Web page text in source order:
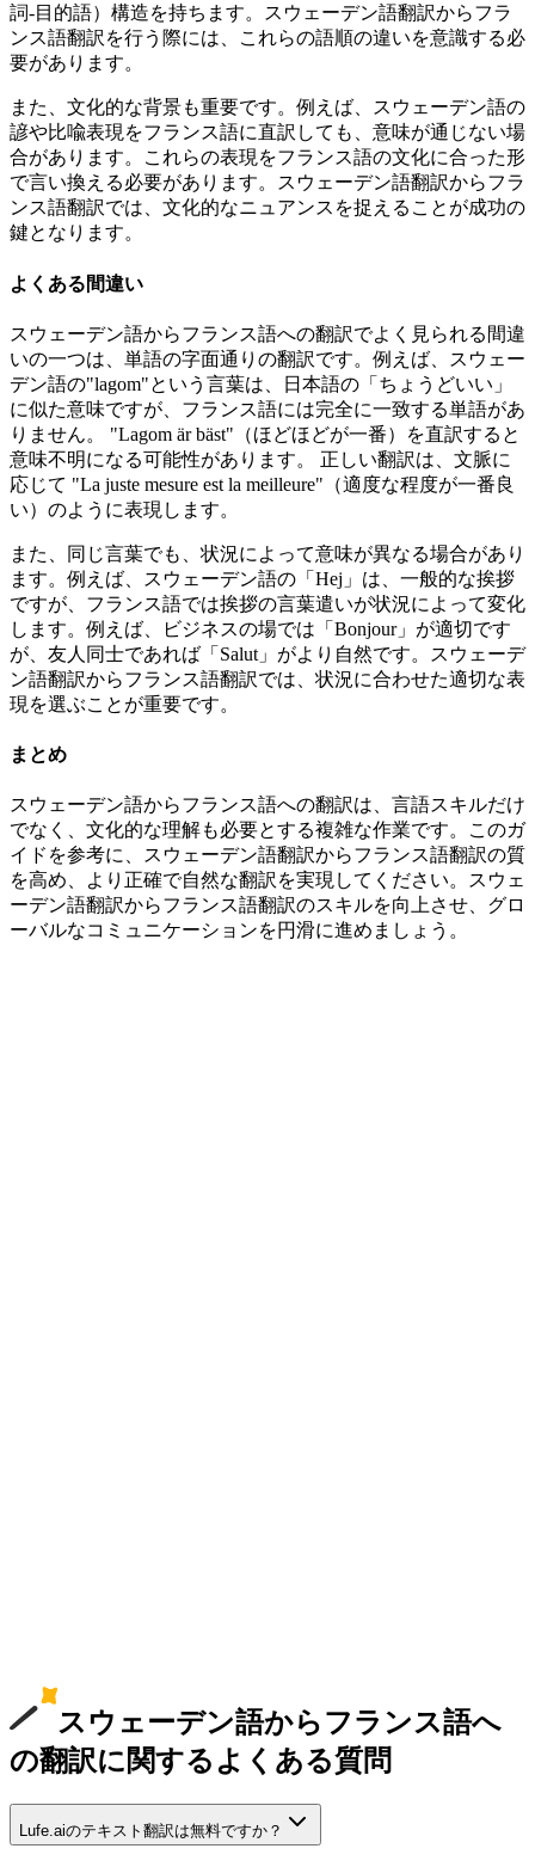
詞-目的語）構造を持ちます。スウェーデン語翻訳からフラ
ンス語翻訳を行う際には、これらの語順の違いを意識する必
要があります。
また、文化的な背景も重要です。例えば、スウェーデン語の
諺や比喩表現をフランス語に直訳しても、意味が通じない場
合があります。これらの表現をフランス語の文化に合った形
で言い換える必要があります。スウェーデン語翻訳からフラ
ンス語翻訳では、文化的なニュアンスを捉えることが成功の
鍵となります。
よくある間違い
スウェーデン語からフランス語への翻訳でよく見られる間違
いの一つは、単語の字面通りの翻訳です。例えば、スウェー
デン語の"lagom"という言葉は、日本語の「ちょうどいい」
に似た意味ですが、フランス語には完全に一致する単語があ
りません。 "Lagom är bäst"（ほどほどが一番）を直訳すると
意味不明になる可能性があります。 正しい翻訳は、文脈に
応じて "La juste mesure est la meilleure"（適度な程度が一番良
い）のように表現します。
また、同じ言葉でも、状況によって意味が異なる場合があり
ます。例えば、スウェーデン語の「Hej」は、一般的な挨拶
ですが、フランス語では挨拶の言葉遣いが状況によって変化
します。例えば、ビジネスの場では「Bonjour」が適切です
が、友人同士であれば「Salut」がより自然です。スウェーデ
ン語翻訳からフランス語翻訳では、状況に合わせた適切な表
現を選ぶことが重要です。
まとめ
スウェーデン語からフランス語への翻訳は、言語スキルだけ
でなく、文化的な理解も必要とする複雑な作業です。このガ
イドを参考に、スウェーデン語翻訳からフランス語翻訳の質
を高め、より正確で自然な翻訳を実現してください。スウェ
ーデン語翻訳からフランス語翻訳のスキルを向上させ、グロ
ーバルなコミュニケーションを円滑に進めましょう。
スウェーデン語からフランス語へ
の翻訳に関するよくある質問
Lufe.aiのテキスト翻訳は無料ですか？